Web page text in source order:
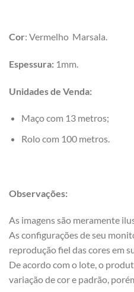
Cor: Vermelho Marsala.
Espessura: 1mm.
Unidades de Venda:
Maço com 13 metros;
Rolo com 100 metros.
Observações:
As imagens são meramente
As configurações de seu
reprodução fiel das cores em
De acordo com o lote, o
variação de cor e padrão,